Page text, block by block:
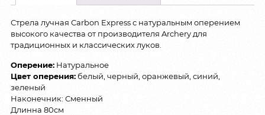
Стрела лучная Carbon Express с натуральным оперением
высокого качества от производителя Archery для
традиционных и классических луков.
Оперение: Натуральное
Цвет оперения: белый, черный, оранжевый, синий,
зеленый
Наконечник: Сменный
Длинна 80см